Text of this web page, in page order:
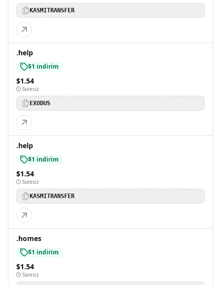
KASMITRANSFER
.help
$1 indirim
$1.54
Süresiz
EXODUS
.help
$1 indirim
$1.54
Süresiz
KASMITRANSFER
.homes
$1 indirim
$1.54
Süresiz